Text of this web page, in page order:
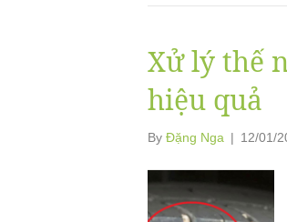
Xử lý thế
hiệu quả
By Đặng Nga | 12/01/